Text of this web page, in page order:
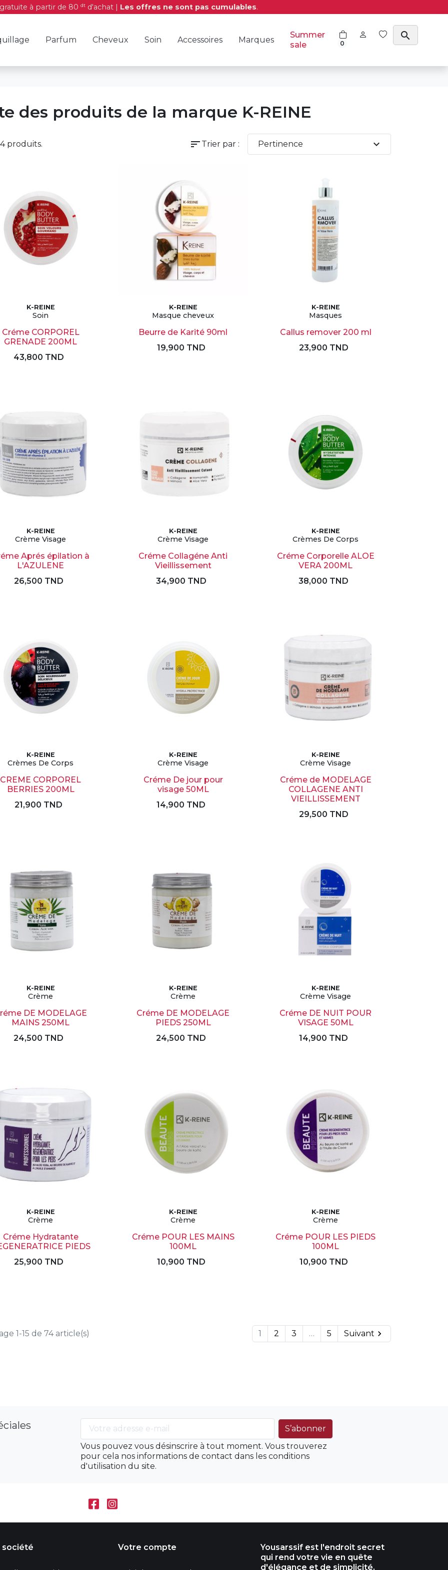
à partir de 80 dt d'achat | Les offres ne sont pas cumulables.
Parfum Cheveux Soin Accessoires Marques
Summer
sale
0
search
des produits de la marque K-REINE
produits. sort Trier par : Pertinence expand_more
K-REINE
Soin
Créme CORPOREL
GRENADE 200ML
43,800 TND
K-REINE
Masque cheveux
Beurre de Karité 90ml
19,900 TND
K-REINE
Masques
Callus remover 200 ml
23,900 TND
K-REINE
Crème Visage
Aprés épilation à
L'AZULENE
26,500 TND
K-REINE
Crème Visage
Créme Collagéne Anti
Vieillissement
34,900 TND
K-REINE
Crèmes De Corps
Créme Corporelle ALOE
VERA 200ML
38,000 TND
K-REINE
Crèmes De Corps
CREME CORPOREL
BERRIES 200ML
21,900 TND
K-REINE
Crème Visage
Créme De jour pour
visage 50ML
14,900 TND
K-REINE
Crème Visage
Créme de MODELAGE
COLLAGENE ANTI
VIEILLISSEMENT
29,500 TND
K-REINE
Crème
DE MODELAGE
MAINS 250ML
24,500 TND
K-REINE
Crème
Créme DE MODELAGE
PIEDS 250ML
24,500 TND
K-REINE
Crème Visage
Créme DE NUIT POUR
VISAGE 50ML
14,900 TND
K-REINE
Crème
Créme Hydratante
PIEDS
25,900 TND
K-REINE
Crème
Créme POUR LES MAINS
100ML
10,900 TND
K-REINE
Crème
Créme POUR LES PIEDS
100ML
10,900 TND
1-15 de 74 article(s) 1 2 3 … 5 Suivant 
Vous pouvez vous désinscrire à tout moment. Vous trouverez
pour cela nos informations de contact dans les conditions
d'utilisation du site.
société Votre compte
Yousarssif est l'endroit secret
qui rend votre vie en quête
d'élégance et de simplicité.